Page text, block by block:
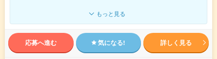
もっと見る
応募へ進む 気になる! 詳しく見る